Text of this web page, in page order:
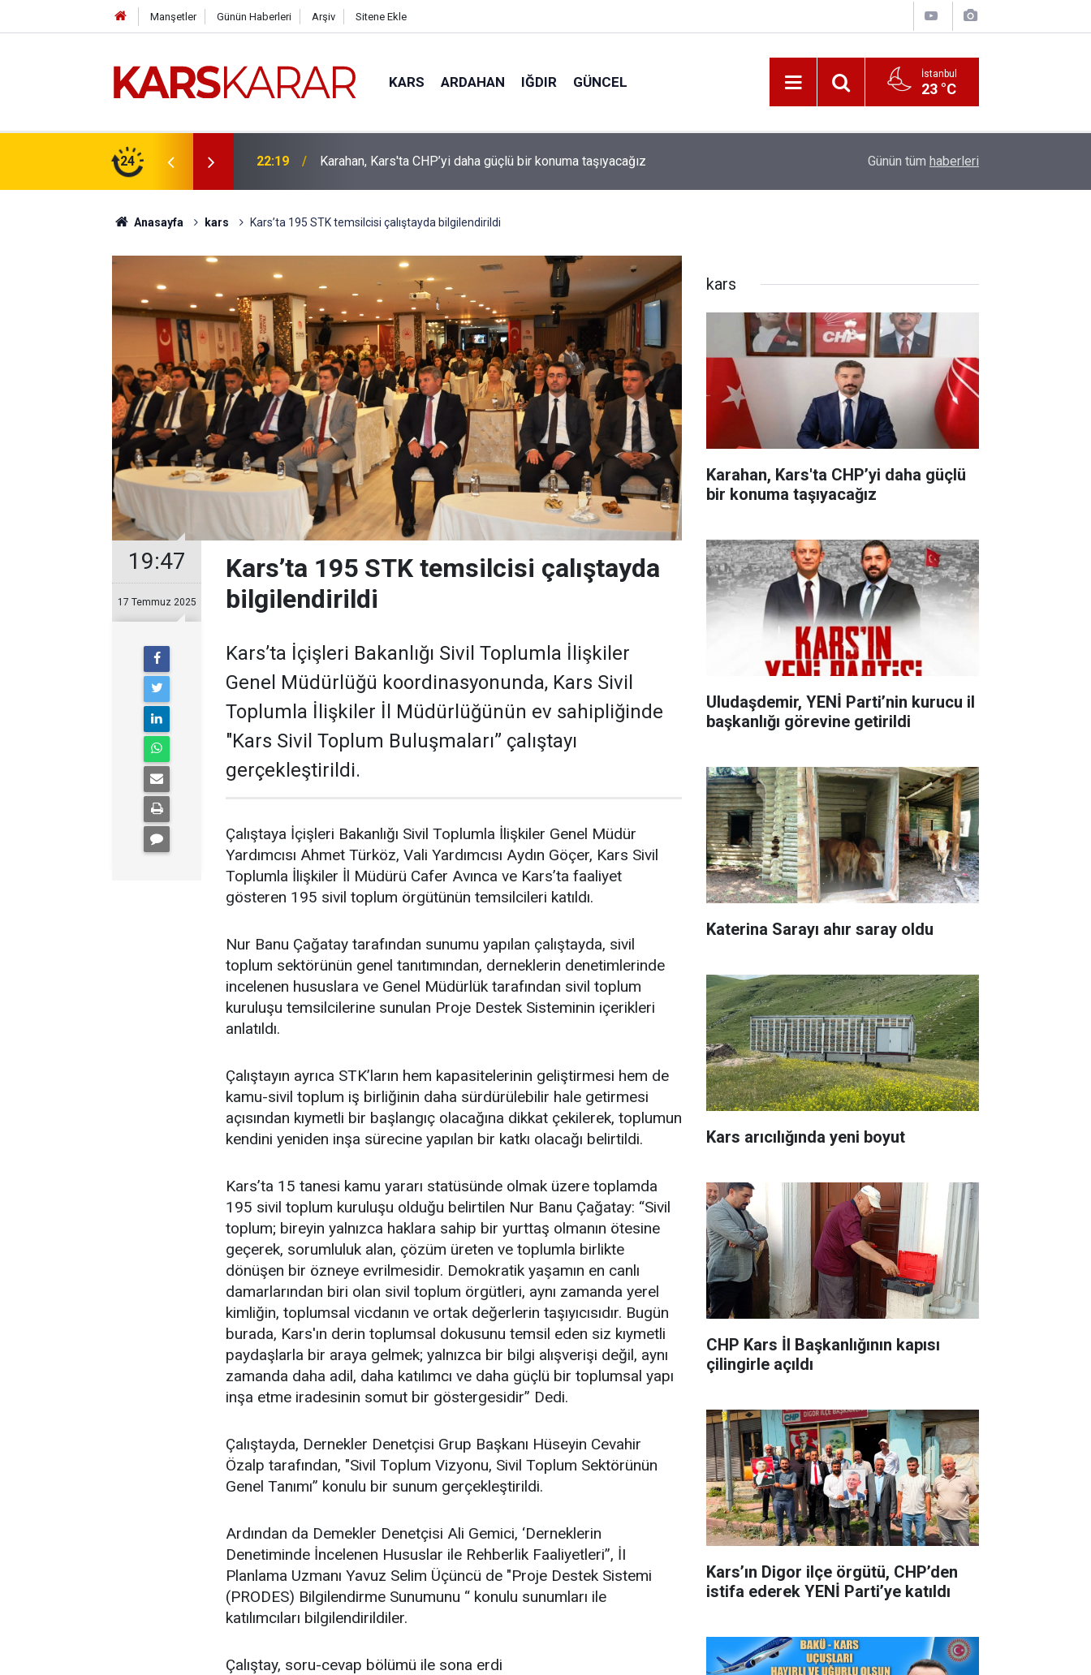
Manşetler Günün Haberleri Arşiv Sitene Ekle
KARS ARDAHAN IĞDIR GÜNCEL İstanbul
23 °C
24
bir konuma taşıyacağız 16:15 Uludaşdemir, YENİ Parti’nin kurucu il başkanlığı görevine getirildi Katerina Sarayı ahır saray oldu
Günün tüm haberleri
Anasayfa kars Kars’ta 195 STK temsilcisi çalıştayda bilgilendirildi
19:47
17 Temmuz 2025
Kars’ta 195 STK temsilcisi çalıştayda
bilgilendirildi
Kars’ta İçişleri Bakanlığı Sivil Toplumla İlişkiler
Genel Müdürlüğü koordinasyonunda, Kars Sivil
Toplumla İlişkiler İl Müdürlüğünün ev sahipliğinde
"Kars Sivil Toplum Buluşmaları” çalıştayı
gerçekleştirildi.
Çalıştaya İçişleri Bakanlığı Sivil Toplumla İlişkiler Genel Müdür
Yardımcısı Ahmet Türköz, Vali Yardımcısı Aydın Göçer, Kars Sivil
Toplumla İlişkiler İl Müdürü Cafer Avınca ve Kars’ta faaliyet
gösteren 195 sivil toplum örgütünün temsilcileri katıldı.
Nur Banu Çağatay tarafından sunumu yapılan çalıştayda, sivil
toplum sektörünün genel tanıtımından, derneklerin denetimlerinde
incelenen hususlara ve Genel Müdürlük tarafından sivil toplum
kuruluşu temsilcilerine sunulan Proje Destek Sisteminin içerikleri
anlatıldı.
Çalıştayın ayrıca STK’ların hem kapasitelerinin geliştirmesi hem de
kamu-sivil toplum iş birliğinin daha sürdürülebilir hale getirmesi
açısından kıymetli bir başlangıç olacağına dikkat çekilerek, toplumun
kendini yeniden inşa sürecine yapılan bir katkı olacağı belirtildi.
Kars’ta 15 tanesi kamu yararı statüsünde olmak üzere toplamda
195 sivil toplum kuruluşu olduğu belirtilen Nur Banu Çağatay: “Sivil
toplum; bireyin yalnızca haklara sahip bir yurttaş olmanın ötesine
geçerek, sorumluluk alan, çözüm üreten ve toplumla birlikte
dönüşen bir özneye evrilmesidir. Demokratik yaşamın en canlı
damarlarından biri olan sivil toplum örgütleri, aynı zamanda yerel
kimliğin, toplumsal vicdanın ve ortak değerlerin taşıyıcısıdır. Bugün
burada, Kars'ın derin toplumsal dokusunu temsil eden siz kıymetli
paydaşlarla bir araya gelmek; yalnızca bir bilgi alışverişi değil, aynı
zamanda daha adil, daha katılımcı ve daha güçlü bir toplumsal yapı
inşa etme iradesinin somut bir göstergesidir” Dedi.
Çalıştayda, Dernekler Denetçisi Grup Başkanı Hüseyin Cevahir
Özalp tarafından, "Sivil Toplum Vizyonu, Sivil Toplum Sektörünün
Genel Tanımı” konulu bir sunum gerçekleştirildi.
Ardından da Demekler Denetçisi Ali Gemici, ‘Derneklerin
Denetiminde İncelenen Hususlar ile Rehberlik Faaliyetleri”, İI
Planlama Uzmanı Yavuz Selim Üçüncü de "Proje Destek Sistemi
(PRODES) Bilgilendirme Sunumunu “ konulu sunumları ile
katılımcıları bilgilendirildiler.
Çalıştay, soru-cevap bölümü ile sona erdi
kars
Karahan, Kars'ta CHP’yi daha güçlü
bir konuma taşıyacağız
Uludaşdemir, YENİ Parti’nin kurucu il
başkanlığı görevine getirildi
Katerina Sarayı ahır saray oldu
Kars arıcılığında yeni boyut
CHP Kars İl Başkanlığının kapısı
çilingirle açıldı
Kars’ın Digor ilçe örgütü, CHP’den
istifa ederek YENİ Parti’ye katıldı